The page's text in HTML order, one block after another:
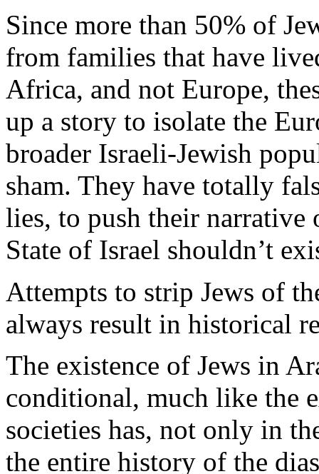
Since more than 50% of
from families that have
Africa, and not Europe,
up a story to isolate the
broader Israeli-Jewish
sham. They have totally
lies, to push their narrative
State of Israel shouldn’t
Attempts to strip Jews of
always result in historical
The existence of Jews in
conditional, much like the
societies has, not only in
the entire history of the